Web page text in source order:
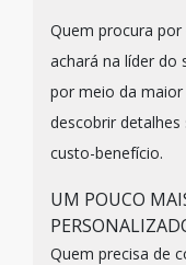
Quem procura
achará na líder do
por meio da maior
descobrir
custo-benefício.
UM POUCO
Quem precisa de